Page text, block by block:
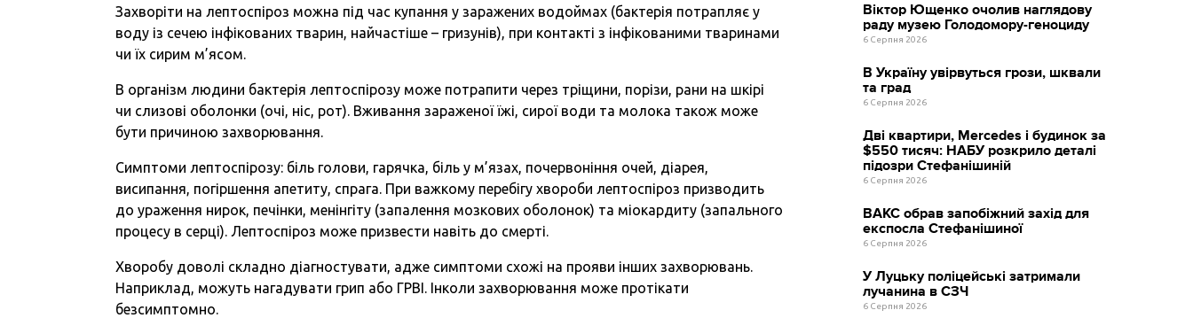
Захворіти на лептоспіроз можна під час купання у заражених водоймах (бактерія потрапляє у
воду із сечею інфікованих тварин, найчастіше – гризунів), при контакті з інфікованими тваринами
чи їх сирим м’ясом.
В організм людини бактерія лептоспірозу може потрапити через тріщини, порізи, рани на шкірі
чи слизові оболонки (очі, ніс, рот). Вживання зараженої їжі, сирої води та молока також може
бути причиною захворювання.
Симптоми лептоспірозу: біль голови, гарячка, біль у м’язах, почервоніння очей, діарея,
висипання, погіршення апетиту, спрага. При важкому перебігу хвороби лептоспіроз призводить
до ураження нирок, печінки, менінгіту (запалення мозкових оболонок) та міокардиту (запального
процесу в серці). Лептоспіроз може призвести навіть до смерті.
Хворобу доволі складно діагностувати, адже симптоми схожі на прояви інших захворювань.
Наприклад, можуть нагадувати грип або ГРВІ. Інколи захворювання може протікати
безсимптомно.
Віктор Ющенко очолив наглядову
раду музею Голодомору-геноциду
6 Серпня 2026
В Україну увірвуться грози, шквали
та град
6 Серпня 2026
Дві квартири, Mercedes і будинок за
$550 тисяч: НАБУ розкрило деталі
підозри Стефанішиній
6 Серпня 2026
ВАКС обрав запобіжний захід для
експосла Стефанішиної
6 Серпня 2026
У Луцьку поліцейські затримали
лучанина в СЗЧ
6 Серпня 2026